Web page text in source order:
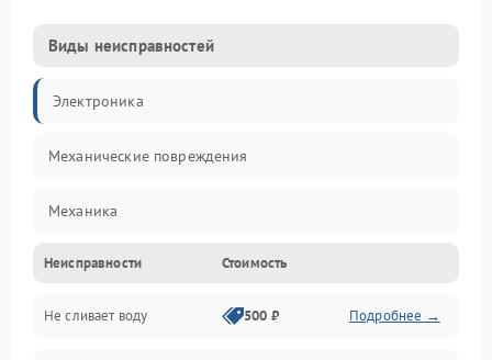
Виды неисправностей
Электроника
Механические повреждения
Механика
Управление
Электропитание
Неисправности Стоимость
Не сливает воду 500 ₽ Подробнее →